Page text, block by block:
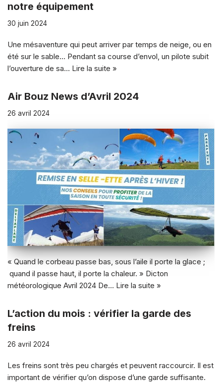
notre équipement
30 juin 2024
Une mésaventure qui peut arriver par temps de neige, ou en
été sur le sable… Pendant sa course d’envol, un pilote subit
l’ouverture de sa… Lire la suite »
Air Bouz News d’Avril 2024
26 avril 2024
« Quand le corbeau passe bas, sous l’aile il porte la glace ;
quand il passe haut, il porte la chaleur. » Dicton
météorologique Avril 2024 De… Lire la suite »
L’action du mois : vérifier la garde des
freins
26 avril 2024
Les freins sont très peu chargés et peuvent raccourcir. Il est
important de vérifier qu’on dispose d’une garde suffisante.